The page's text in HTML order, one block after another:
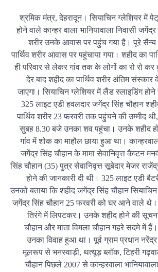
श्रमिक मंत्र, देहरादून। सियाचिन ग्लेशियर में
होने वाले कान्हर वाला भानियावाला निवासी जगेंद्र
शरीर उनके आवास पर पहुंच गया है। पूरे
पार्थिव शरीर आवास पर पहुंचाया गया। शहीद का
ही परिवार से लेकर गांव तक के लोगों का रो रो कर
देर बाद शहीद का पार्थिव शरीर अंतिम संस्कार
जाएगा। सियाचिन ग्लेशियर में लैंड स्लाइडिंग होने
325 लाइट एडी हवलदार जगेंद्र सिंह चौहान
पार्थिव शरीर 23 फरवरी तक पहुंचने की उम्मीद
सुबह 8.30 बजे उनका शव पहुंचा। उनके शहीद
गांव में शोक का माहौल छाया हुआ था।
जगेंद्र सिंह चौहान के मामा सेवानिवृत्त कैप्टन
सिंह चौहान (35) पुत्र सेवानिवृत्त सूबेदार मेजर
होने की जानकारी दी थी। 325 लाइट एडी
उनको बताया कि शहीद जगेंद्र सिंह चौहान
जगेंद्र सिंह चौहान 25 फरवरी को घर आने वाले
तिरंगे में लिपटकर। उनके शहीद होने की
चौहान और माता विमला चौहान गहरे सदमे में
उनका विवाह हुआ था। पूर्व ग्राम प्रधान
मूलरूप से भनस्वाड़ी, थत्यूड़ ब्लॉक, टिहरी
चौहान पिछले 2007 से कान्हरवाला